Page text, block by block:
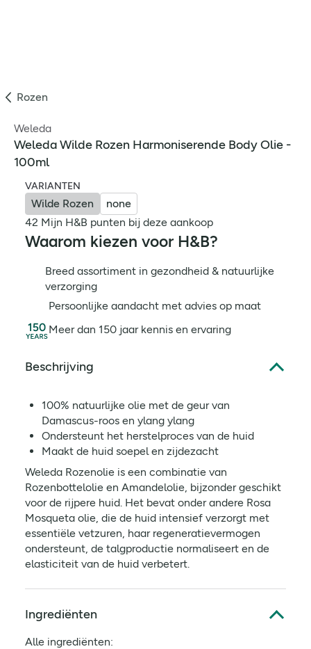
Rozen
Weleda
Weleda Wilde Rozen Harmoniserende Body Olie -
100ml
VARIANTEN
Wilde Rozen
none
42 Mijn H&B punten bij deze aankoop
Waarom kiezen voor H&B?
Breed assortiment in gezondheid & natuurlijke
verzorging
Persoonlijke aandacht met advies op maat
Meer dan 150 jaar kennis en ervaring
Beschrijving
100% natuurlijke olie met de geur van
Damascus-roos en ylang ylang
Ondersteunt het herstelproces van de huid
Maakt de huid soepel en zijdezacht
Weleda Rozenolie is een combinatie van
Rozenbottelolie en Amandelolie, bijzonder geschikt
voor de rijpere huid. Het bevat onder andere Rosa
Mosqueta olie, die de huid intensief verzorgt met
essentiële vetzuren, haar regeneratievermogen
ondersteunt, de talgproductie normaliseert en de
elasticiteit van de huid verbetert.
Ingrediënten
Alle ingrediënten: